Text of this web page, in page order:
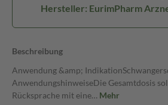
Hersteller: EurimPharm
Beschreibung
Anwendung &amp;
AnwendungshinweiseDie Gesamtdosis
Rücksprache mit eine… Mehr